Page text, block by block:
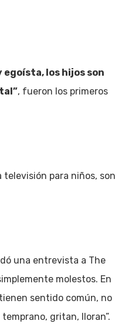
egoísta, los hijos son
, fueron los primeros
televisión para niños, son
una entrevista a The
molestos. En
sentido común, no
gritan, lloran”.